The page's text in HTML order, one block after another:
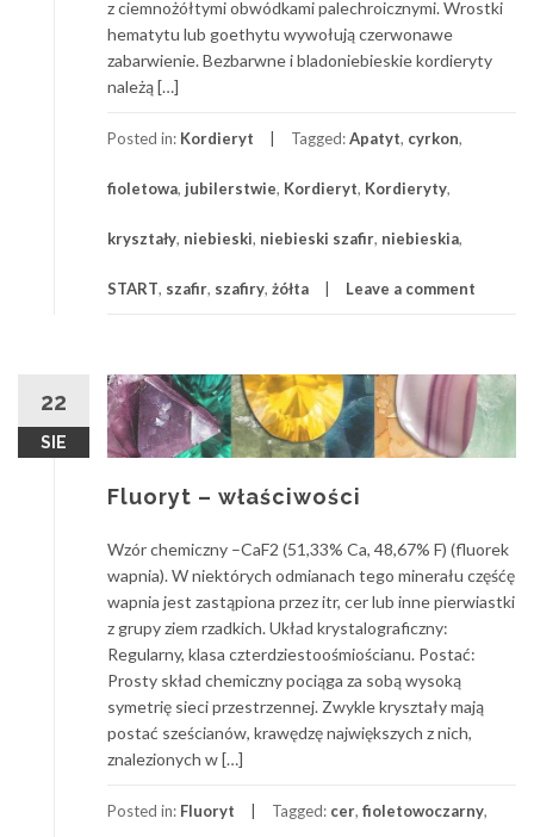
z ciemnożółtymi obwódkami palechroicznymi. Wrostki
hematytu lub goethytu wywołują czerwonawe
zabarwienie. Bezbarwne i bladoniebieskie kordieryty
należą […]
Posted in: Kordieryt Tagged:Apatyt, cyrkon,
fioletowa, jubilerstwie, Kordieryt, Kordieryty,
kryształy, niebieski, niebieski szafir, niebieskia,
START, szafir, szafiry, żółta Leave a comment
22
SIE
Fluoryt – właściwości
Wzór chemiczny –CaF2 (51,33% Ca, 48,67% F) (fluorek
wapnia). W niektórych odmianach tego minerału częśćę
wapnia jest zastąpiona przez itr, cer lub inne pierwiastki
z grupy ziem rzadkich. Układ krystalograficzny:
Regularny, klasa czterdziestoośmiościanu. Postać:
Prosty skład chemiczny pociąga za sobą wysoką
symetrię sieci przestrzennej. Zwykle kryształy mają
postać sześcianów, krawędzę największych z nich,
znalezionych w […]
Posted in: Fluoryt Tagged: cer, fioletowoczarny,